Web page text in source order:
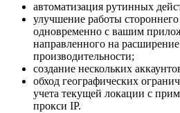
автоматизация рутинных
улучшение работы
одновременно с вашим
направленного на
производительности;
создание нескольких
обход географических
учета текущей локации с
прокси IP.